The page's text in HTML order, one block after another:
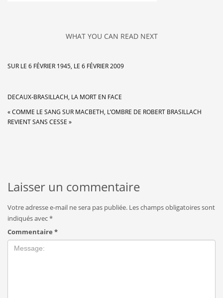
WHAT YOU CAN READ NEXT
SUR LE 6 FÉVRIER 1945, LE 6 FÉVRIER 2009
DECAUX-BRASILLACH, LA MORT EN FACE
« COMME LE SANG SUR MACBETH, L’OMBRE DE ROBERT BRASILLACH
REVIENT SANS CESSE »
Laisser un commentaire
Votre adresse e-mail ne sera pas publiée. Les champs obligatoires sont
indiqués avec*
Commentaire *